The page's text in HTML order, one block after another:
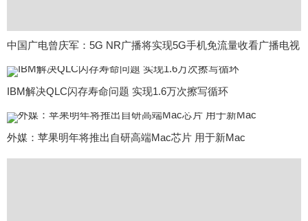
中国广电曾庆军：5G NR广播将实现5G手机免流量收看广播电视
IBM解决QLC闪存寿命问题 实现1.6万次擦写循环
外媒：苹果明年将推出自研高端Mac芯片 用于新Mac